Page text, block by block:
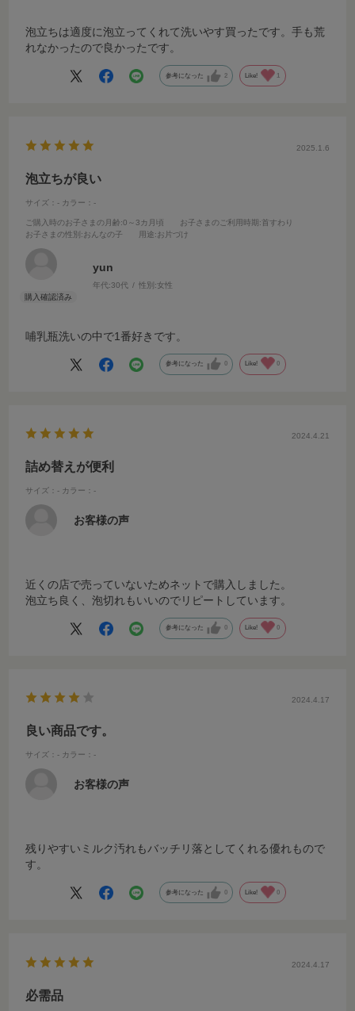
泡立ちは適度に泡立ってくれて洗いやす買ったです。手も荒
れなかったので良かったです。
参考になった 2 Like! 1
2025.1.6
泡立ちが良い
サイズ：- カラー：-
ご購入時のお子さまの月齢:0～3カ月頃 お子さまのご利用時期 :首すわり
お子さまの性別 :おんなの子 用途:お片づけ
yun
年代:30代 性別:女性
哺乳瓶洗いの中で1番好きです。
参考になった 0 Like! 0
2024.4.21
詰め替えが便利
サイズ：- カラー：-
お客様の声
近くの店で売っていないためネットで購入しました。
泡立ち良く、泡切れもいいのでリピートしています。
参考になった 0 Like! 0
2024.4.17
良い商品です。
サイズ：- カラー：-
お客様の声
残りやすいミルク汚れもバッチリ落としてくれる優れもので
す。
参考になった 0 Like! 0
2024.4.17
必需品